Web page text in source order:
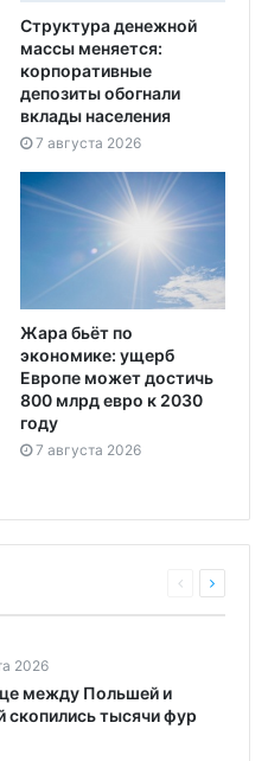
Структура денежной
массы меняется:
корпоративные
депозиты обогнали
вклады населения
7 августа 2026
Жара бьёт по
экономике: ущерб
Европе может достичь
800 млрд евро к 2030
году
7 августа 2026
2026
между Польшей и
скопились тысячи фур